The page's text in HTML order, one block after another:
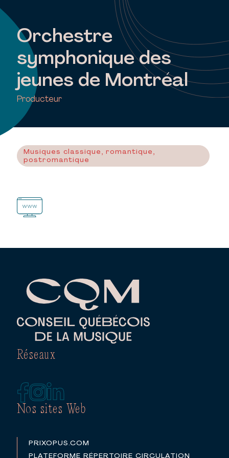
Orchestre
symphonique des
jeunes de Montréal
Producteur
Musiques classique, romantique,
postromantique
Nos sites Web
PRIXOPUS.COM
PLATEFORME RÉPERTOIRE CIRCULATION
Réseaux